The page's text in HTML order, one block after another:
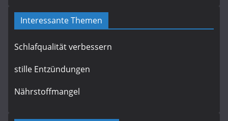
Interessante Themen
Schlafqualität verbessern
stille Entzündungen
Nährstoffmangel